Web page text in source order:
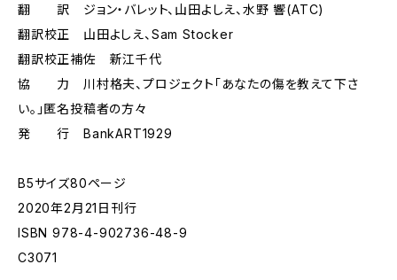
翻 訳 ジョン・バレット、山田よしえ、水野 響(ATC)
翻訳校正 山田よしえ、Sam Stocker
翻訳校正補佐 新江千代
協 力 川村格夫、プロジェクト「あなたの傷を教えて下さ
い。」匿名投稿者の方々
発 行 BankART1929
B5サイズ80ページ
2020年2月21日刊行
ISBN 978-4-902736-48-9
C3071